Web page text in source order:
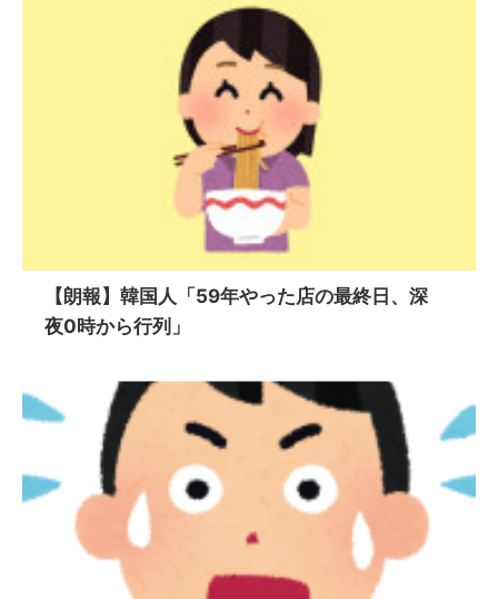
【朗報】韓国人「59年やった店の最終日、深
夜0時から行列」